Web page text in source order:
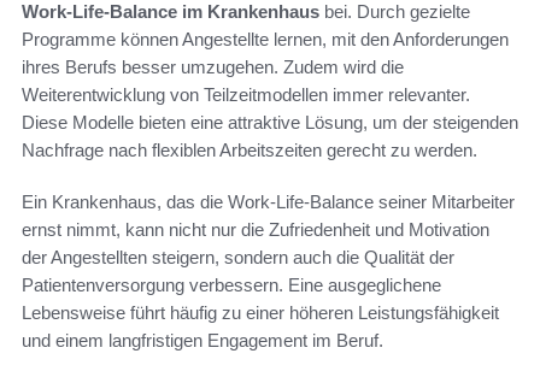
Work-Life-Balance im Krankenhaus bei. Durch gezielte
Programme können Angestellte lernen, mit den Anforderungen
ihres Berufs besser umzugehen. Zudem wird die
Weiterentwicklung von Teilzeitmodellen immer relevanter.
Diese Modelle bieten eine attraktive Lösung, um der steigenden
Nachfrage nach flexiblen Arbeitszeiten gerecht zu werden.
Ein Krankenhaus, das die Work-Life-Balance seiner Mitarbeiter
ernst nimmt, kann nicht nur die Zufriedenheit und Motivation
der Angestellten steigern, sondern auch die Qualität der
Patientenversorgung verbessern. Eine ausgeglichene
Lebensweise führt häufig zu einer höheren Leistungsfähigkeit
und einem langfristigen Engagement im Beruf.